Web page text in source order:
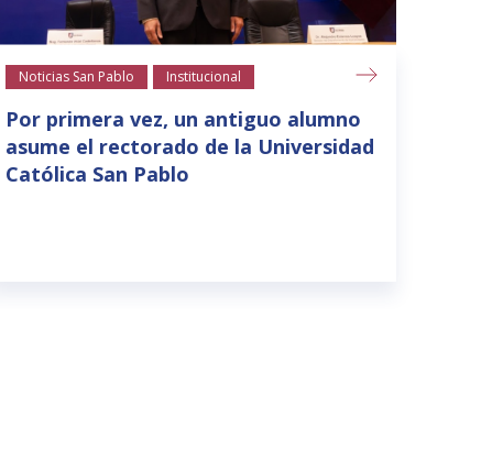
Noticias San Pablo Institucional
Por primera vez, un antiguo alumno
asume el rectorado de la Universidad
Católica San Pablo